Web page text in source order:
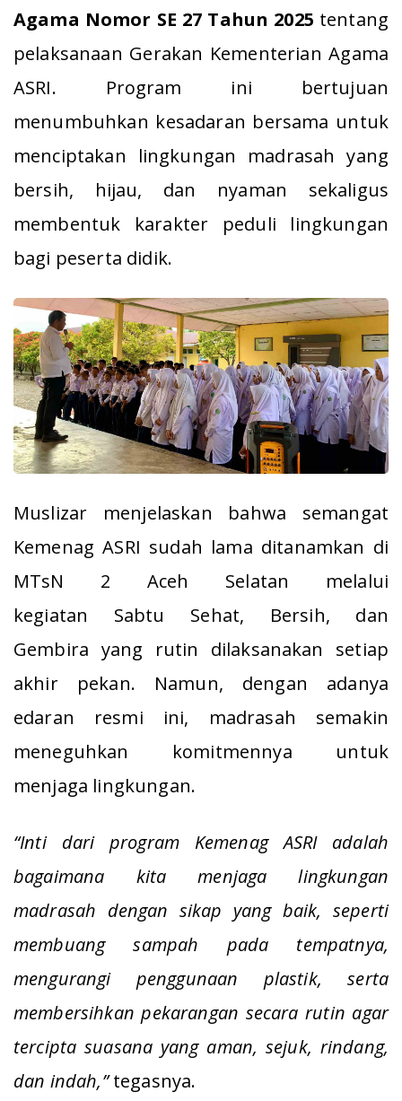
Agama Nomor SE 27 Tahun 2025 tentang
pelaksanaan Gerakan Kementerian Agama
ASRI. Program ini bertujuan
menumbuhkan kesadaran bersama untuk
menciptakan lingkungan madrasah yang
bersih, hijau, dan nyaman sekaligus
membentuk karakter peduli lingkungan
bagi peserta didik.
Muslizar menjelaskan bahwa semangat
Kemenag ASRI sudah lama ditanamkan di
MTsN 2 Aceh Selatan melalui
kegiatan Sabtu
Sehat, Bersih, dan
Gembira yang rutin dilaksanakan setiap
akhir pekan. Namun, dengan adanya
edaran resmi ini, madrasah semakin
meneguhkan komitmennya untuk
menjaga lingkungan.
“Inti dari program Kemenag ASRI adalah
bagaimana kita menjaga lingkungan
madrasah dengan sikap yang baik, seperti
membuang sampah pada tempatnya,
mengurangi penggunaan plastik, serta
membersihkan pekarangan secara rutin agar
tercipta suasana yang aman, sejuk, rindang,
dan indah,”tegasnya.